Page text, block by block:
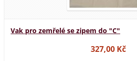
Vak pro zemřelé se zipem do "C"
327,00 Kč